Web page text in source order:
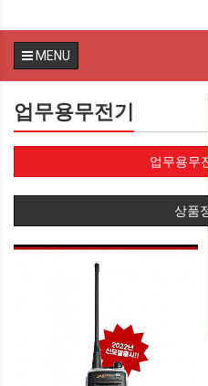
MENU
업무용무전기
업무용무
상품